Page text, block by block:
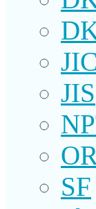
JIC
JIS
SF